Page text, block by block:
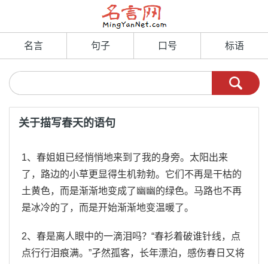
名言 句子 口号 标语
关于描写春天的语句
1、春姐姐已经悄悄地来到了我的身旁。太阳出来
了，路边的小草更显得生机勃勃。它们不再是干枯的
土黄色，而是渐渐地变成了幽幽的绿色。马路也不再
是冰冷的了，而是开始渐渐地变温暖了。
2、春是离人眼中的一滴泪吗？“春衫着破谁针线，点
点行行泪痕满。”孑然孤客，长年漂泊，感伤春日又将